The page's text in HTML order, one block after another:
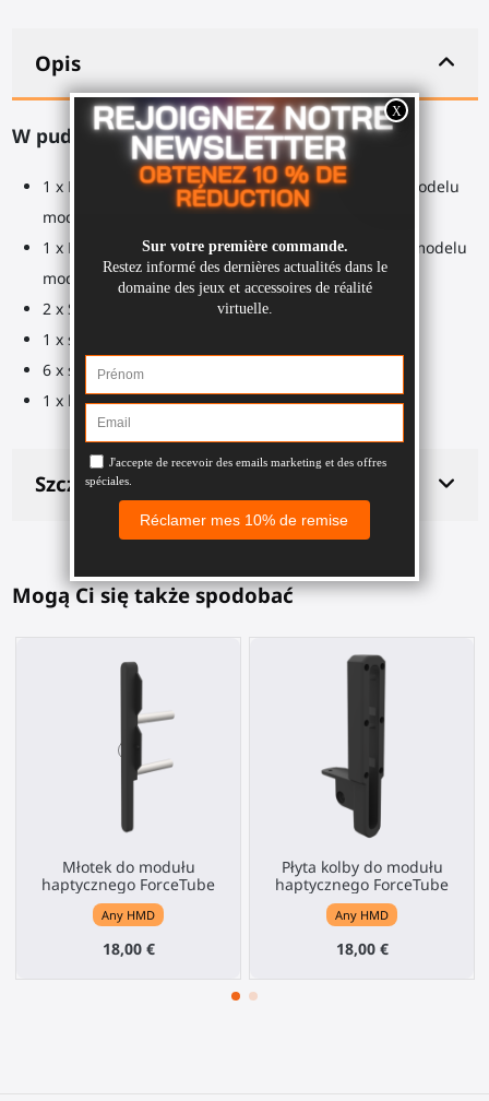
Opis
W pudełku:
1 x ForceTube Hammer zapasowy dla wybranego modelu
modułu
1 x ForceTube Butt Plate zapasowy dla wybranego modelu
modułu
2 x Sprężyny
1 x śruba M4x12
6 x śrub krzyżowych 3x16mm
1 x klucz Allen 2,5mm
Szczegóły produktu
Mogą Ci się także spodobać
Młotek do modułu
haptycznego ForceTube
Any HMD
18,00 €
Płyta kolby do modułu
haptycznego ForceTube
Any HMD
18,00 €